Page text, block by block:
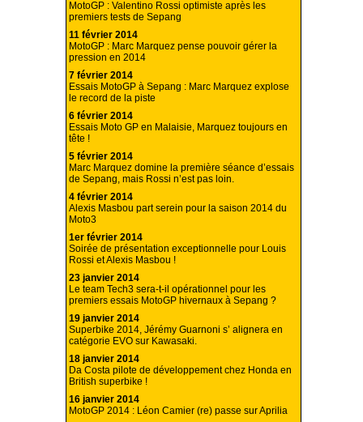
MotoGP : Valentino Rossi optimiste après les
premiers tests de Sepang
11 février 2014
MotoGP : Marc Marquez pense pouvoir gérer la
pression en 2014
7 février 2014
Essais MotoGP à Sepang : Marc Marquez explose
le record de la piste
6 février 2014
Essais Moto GP en Malaisie, Marquez toujours en
tête !
5 février 2014
Marc Marquez domine la première séance d’essais
de Sepang, mais Rossi n’est pas loin.
4 février 2014
Alexis Masbou part serein pour la saison 2014 du
Moto3
1er février 2014
Soirée de présentation exceptionnelle pour Louis
Rossi et Alexis Masbou !
23 janvier 2014
Le team Tech3 sera-t-il opérationnel pour les
premiers essais MotoGP hivernaux à Sepang ?
19 janvier 2014
Superbike 2014, Jérémy Guarnoni s’ alignera en
catégorie EVO sur Kawasaki.
18 janvier 2014
Da Costa pilote de développement chez Honda en
British superbike !
16 janvier 2014
MotoGP 2014 : Léon Camier (re) passe sur Aprilia